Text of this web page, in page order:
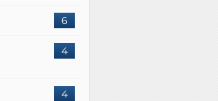
6
4
4